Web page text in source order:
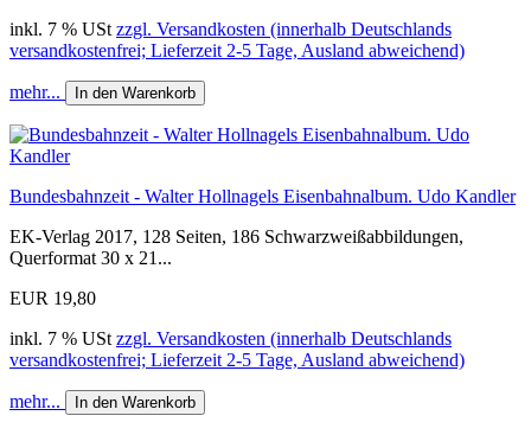
inkl. 7 % USt zzgl. Versandkosten (innerhalb Deutschlands
versandkostenfrei; Lieferzeit 2-5 Tage, Ausland abweichend)
mehr... In den Warenkorb
Bundesbahnzeit - Walter Hollnagels Eisenbahnalbum. Udo Kandler
EK-Verlag 2017, 128 Seiten, 186 Schwarzweißabbildungen,
Querformat 30 x 21...
EUR 19,80
inkl. 7 % USt zzgl. Versandkosten (innerhalb Deutschlands
versandkostenfrei; Lieferzeit 2-5 Tage, Ausland abweichend)
mehr... In den Warenkorb